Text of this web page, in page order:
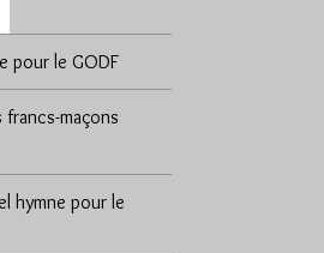
pour le GODF
francs-maçons
hymne pour le